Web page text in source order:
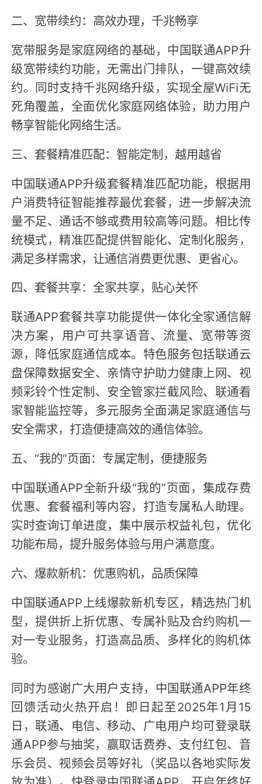
二、宽带续约：高效办理，千兆畅享
宽带服务是家庭网络的基础，中国联通APP升
级宽带续约功能，无需出门排队，一键高效续
约。同时支持千兆网络升级，实现全屋WiFi无
死角覆盖，全面优化家庭网络体验，助力用户
畅享智能化网络生活。
三、套餐精准匹配：智能定制，越用越省
中国联通APP升级套餐精准匹配功能，根据用
户消费特征智能推荐最优套餐，进一步解决流
量不足、通话不够或费用较高等问题。相比传
统模式，精准匹配提供智能化、定制化服务，
满足多样需求，让通信消费更优惠、更省心。
四、套餐共享：全家共享，贴心关怀
联通APP套餐共享功能提供一体化全家通信解
决方案，用户可共享语音、流量、宽带等资
源，降低家庭通信成本。特色服务包括联通云
盘保障数据安全、亲情守护助力健康上网、视
频彩铃个性定制、安全管家拦截风险、联通看
家智能监控等，多元服务全面满足家庭通信与
安全需求，打造便捷高效的通信体验。
五、“我的”页面：专属定制，便捷服务
中国联通APP全新升级“我的”页面，集成存费
优惠、套餐福利等内容，打造专属私人助理。
实时查询订单进度，集中展示权益礼包，优化
功能布局，提升服务体验与用户满意度。
六、爆款新机：优惠购机，品质保障
中国联通APP上线爆款新机专区，精选热门机
型，提供折上折优惠、专属补贴及合约购机一
对一专业服务，打造高品质、多样化的购机体
验。
同时为感谢广大用户支持，中国联通APP年终
回馈活动火热开启！即日起至2025年1月15
日，联通、电信、移动、广电用户均可登录联
通APP参与抽奖，赢取话费券、支付红包、音
乐会员、视频会员等好礼（奖品以各地实际发